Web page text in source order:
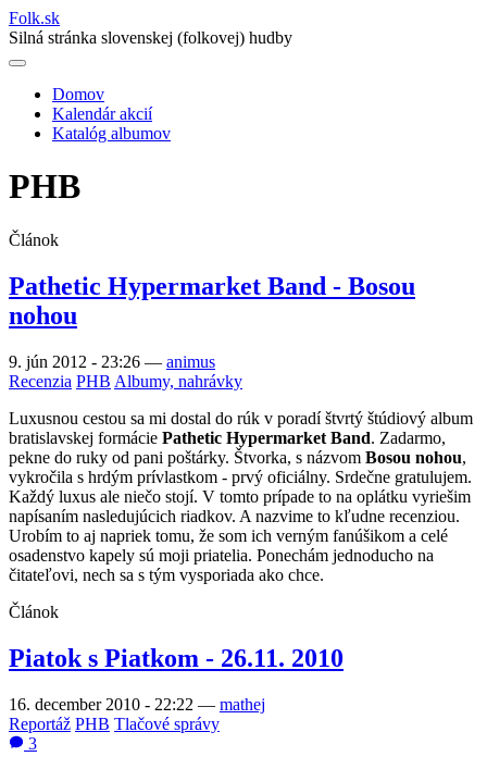
Folk.sk
Silná stránka slovenskej (folkovej) hudby
Main
navigation
Domov
Kalendár akcií
Katalóg albumov
PHB
Článok
Pathetic Hypermarket Band - Bosou
nohou
9. jún 2012 - 23:26 — animus
Recenzia PHB Albumy, nahrávky
Luxusnou cestou sa mi dostal do rúk v poradí štvrtý štúdiový album
bratislavskej formácie Pathetic Hypermarket Band. Zadarmo,
pekne do ruky od pani poštárky. Štvorka, s názvom Bosou nohou,
vykročila s hrdým prívlastkom - prvý oficiálny. Srdečne gratulujem.
Každý luxus ale niečo stojí. V tomto prípade to na oplátku vyriešim
napísaním nasledujúcich riadkov. A nazvime to kľudne recenziou.
Urobím to aj napriek tomu, že som ich verným fanúšikom a celé
osadenstvo kapely sú moji priatelia. Ponechám jednoducho na
čitateľovi, nech sa s tým vysporiada ako chce.
Článok
Piatok s Piatkom - 26.11. 2010
16. december 2010 - 22:22 — mathej
Reportáž PHB Tlačové správy
3